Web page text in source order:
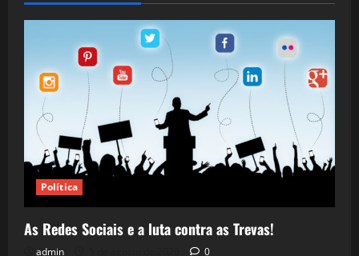
Política
As Redes Sociais e a luta contra as Trevas!
admin 0